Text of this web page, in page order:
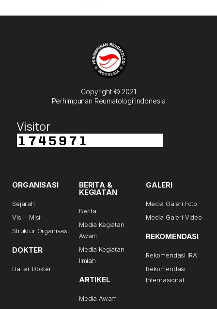
Copyright © 2021
Perhimpunan Reumatologi Indonesia
Visitor
ORGANISASI
Sejarah
Visi - Misi
Struktur Organisasi
DOKTER
Daftar Dokter
BERITA &
KEGIATAN
Berita
Media Kegiatan
Awam
Media Kegiatan
Ilmiah
ARTIKEL
Media Awam
GALERI
Media Galeri Foto
Media Galeri Video
REKOMENDASI
Rekomendasi IRA
Rekomendasi
Internasional